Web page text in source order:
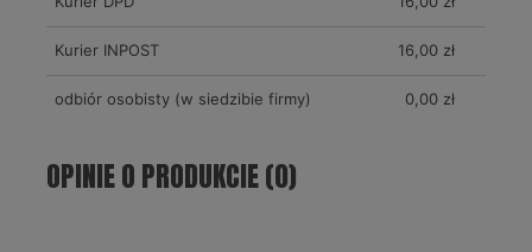
Kurier INPOST 16,00 zł
odbiór osobisty(w siedzibie firmy) 0,00 zł
OPINIE O PRODUKCIE (0)